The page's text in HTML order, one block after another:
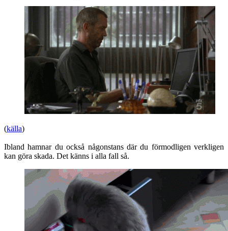
(källa)
Ibland hamnar du också någonstans där du förmodligen verkligen
kan göra skada. Det känns i alla fall så.